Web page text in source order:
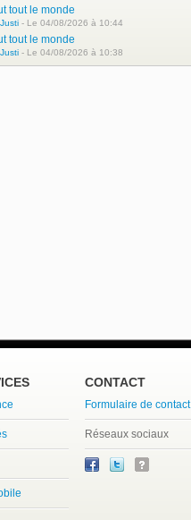
tout le monde
Justi - Le 04/08/2026 à 10:44
tout le monde
Justi - Le 04/08/2026 à 10:38
CONTACT
Formulaire de contact
Réseaux sociaux